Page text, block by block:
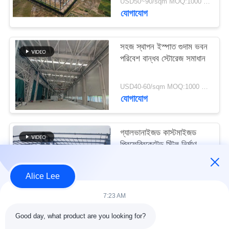
মামলা
সাইট
ম্যাপ
গোপনীয়তা
নীতি
USD50~90/sqm MOQ:1000 বর্গমিটার
যোগাযোগ
সহজ স্থাপন ইস্পাত গুদাম ভবন
পরিবেশ বান্ধব স্টোরেজ সমাধান
USD40-60/sqm MOQ:1000 বর্গমিটার
যোগাযোগ
গ্যালভানাইজড কাস্টমাইজড
প্রিফেব্রিকেটেড স্টিল নির্মাণ
Alice Lee
7:23 AM
Good day, what product are you looking for?